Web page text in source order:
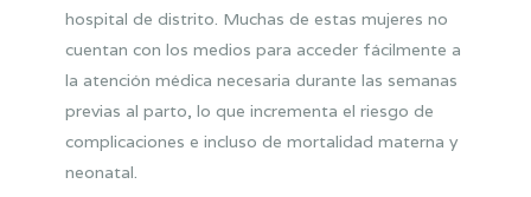
hospital de distrito. Muchas de estas mujeres no
cuentan con los medios para acceder fácilmente a
la atención médica necesaria durante las semanas
previas al parto, lo que incrementa el riesgo de
complicaciones e incluso de mortalidad materna y
neonatal.